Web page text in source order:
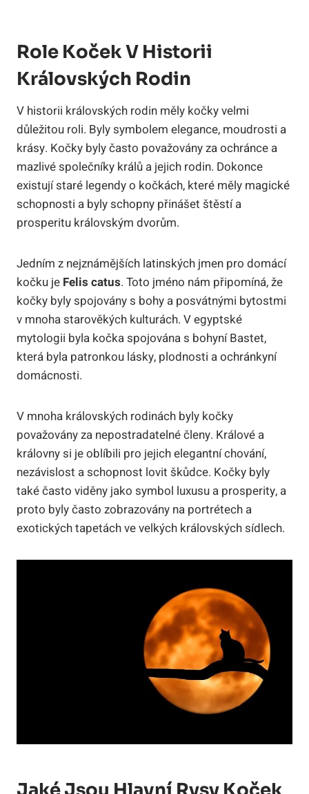
Role Koček V Historii
Královských Rodin
V historii královských rodin měly kočky velmi
důležitou roli. Byly symbolem elegance, moudrosti a
krásy. Kočky byly často považovány za ochránce a
mazlivé společníky králů a jejich rodin. Dokonce
existují staré legendy o kočkách, které měly magické
schopnosti a byly schopny přinášet štěstí a
prosperitu královským dvorům.
Jedním z nejznámějších latinských jmen pro domácí
kočku je Felis catus. Toto jméno nám připomíná, že
kočky byly spojovány s bohy a posvátnými bytostmi
v mnoha starověkých kulturách. V egyptské
mytologii byla kočka spojována s bohyní Bastet,
která byla patronkou lásky, plodnosti a ochránkyní
domácnosti.
V mnoha královských rodinách byly kočky
považovány za nepostradatelné členy. Králové a
královny si je oblíbili pro jejich elegantní chování,
nezávislost a schopnost lovit škůdce. Kočky byly
také často viděny jako symbol luxusu a prosperity, a
proto byly často zobrazovány na portrétech a
exotických tapetách ve velkých královských sídlech.